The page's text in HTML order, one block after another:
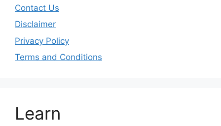
Contact Us
Disclaimer
Privacy Policy
Terms and Conditions
Learn